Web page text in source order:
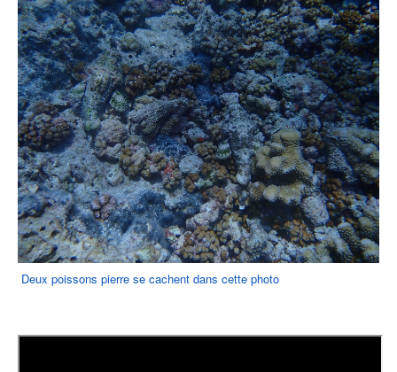
Deux poissons pierre se cachent dans cette photo